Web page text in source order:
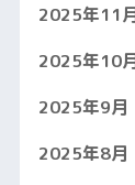
2025年11
2025年10
2025年9月
2025年8月